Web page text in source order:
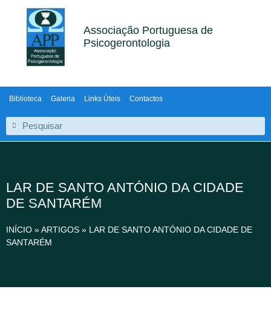
Associação Portuguesa de
Psicogerontologia
Biblioteca Galeria Links Úteis Contactos
LAR DE SANTO ANTÓNIO DA CIDADE
DE SANTARÉM
INÍCIO »ARTIGOS » LAR DE SANTO ANTÓNIO DA CIDADE DE
SANTARÉM